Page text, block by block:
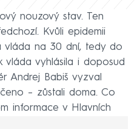
nouzový stav. Ten
Kvůli epidemii
vláda na 30 dní, tedy do
vláda vyhlásila i doposud
Andrej Babiš vyzval
– zůstali doma. Co
informace v Hlavních